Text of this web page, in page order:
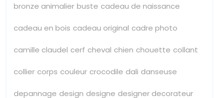
bronze animalier buste cadeau de naissance
cadeau en bois cadeau original cadre photo
camille claudel cerf cheval chien chouette collant
collier corps couleur crocodile dali danseuse
depannage design designe designer decorateur